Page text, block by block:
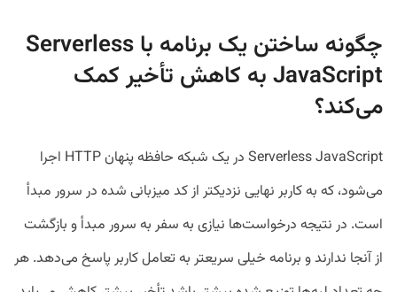
چگونه ساختن یک برنامه با Serverless
JavaScript به کاهش تأخیر کمک
می‌کند؟
Serverless JavaScript در یک شبکه حافظه پنهان HTTP اجرا
می‌شود، که به کاربر نهایی نزدیکتر از کد میزبانی شده در سرور مبدأ
است. در نتیجه درخواست‌ها نیازی به سفر به سرور مبدأ و بازگشت
از آنجا ندارند و برنامه خیلی سریعتر به تعامل کاربر پاسخ می‌دهد. هر